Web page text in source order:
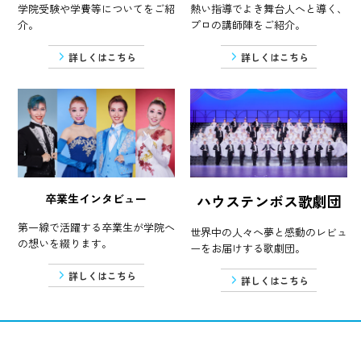
学院受験や学費等についてをご紹
介。
詳しくはこちら
熱い指導でよき舞台人へと導く、
プロの講師陣をご紹介。
詳しくはこちら
卒業生インタビュー
第一線で活躍する卒業生が学院へ
の想いを綴ります。
詳しくはこちら
ハウステンボス歌劇団
世界中の人々へ夢と感動のレビュ
ーをお届けする歌劇団。
詳しくはこちら